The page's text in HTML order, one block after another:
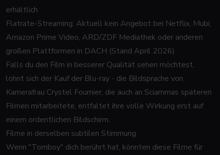
erhältlich
Flatrate-Streaming: Aktuell kein Angebot bei Netflix, Mubi,
Amazon Prime Video, ARD/ZDF Mediathek oder anderen
großen Plattformen in DACH (Stand April 2026)
Falls du den Film in besserer Qualität sehen möchtest,
lohnt sich der Kauf der Blu-ray - die Bildsprache von
Kamerafrau Crystel Fournier, die auch an Sciammas späteren
Filmen mitarbeitete, entfaltet ihre volle Wirkung erst auf
einem ordentlichen Bildschirm.
Filme in derselben subtilen Stimmung
Wenn "Tomboy" dich berührt hat, könnten diese Filme für